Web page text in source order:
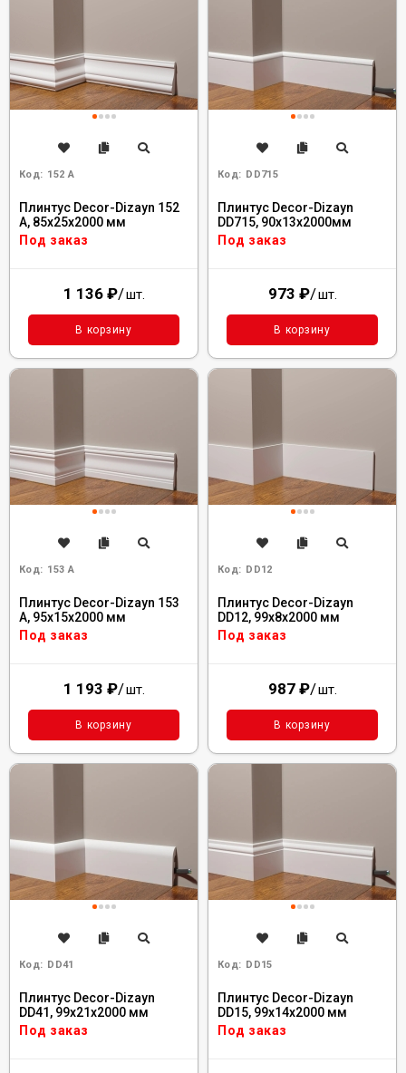
Код: 152 A
Плинтус Decor-Dizayn 152
A, 85x25x2000 мм
Под заказ
1 136 ₽/шт.
В корзину
Код: DD715
Плинтус Decor-Dizayn
DD715, 90x13x2000мм
Под заказ
973 ₽/шт.
В корзину
Код: 153 A
Плинтус Decor-Dizayn 153
A, 95x15x2000 мм
Под заказ
1 193 ₽/шт.
В корзину
Код: DD12
Плинтус Decor-Dizayn
DD12, 99x8x2000 мм
Под заказ
987 ₽/шт.
В корзину
Код: DD41
Плинтус Decor-Dizayn
DD41, 99x21x2000 мм
Под заказ
Код: DD15
Плинтус Decor-Dizayn
DD15, 99x14x2000 мм
Под заказ